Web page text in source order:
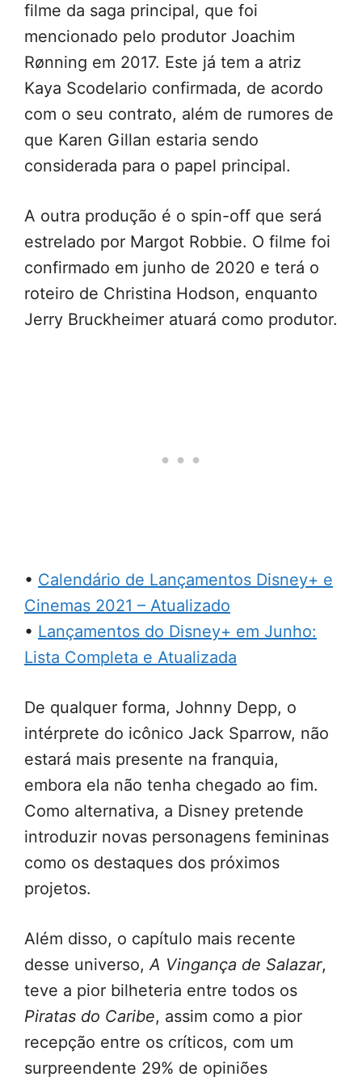
filme da saga principal, que foi
mencionado pelo produtor Joachim
Rønning em 2017. Este já tem a atriz
Kaya Scodelario confirmada, de acordo
com o seu contrato, além de rumores de
que Karen Gillan estaria sendo
considerada para o papel principal.
A outra produção é o spin-off que será
estrelado por Margot Robbie. O filme foi
confirmado em junho de 2020 e terá o
roteiro de Christina Hodson, enquanto
Jerry Bruckheimer atuará como produtor.
• Calendário de Lançamentos Disney+ e
Cinemas 2021 – Atualizado
• Lançamentos do Disney+ em Junho:
Lista Completa e Atualizada
De qualquer forma, Johnny Depp, o
intérprete do icônico Jack Sparrow, não
estará mais presente na franquia,
embora ela não tenha chegado ao fim.
Como alternativa, a Disney pretende
introduzir novas personagens femininas
como os destaques dos próximos
projetos.
Além disso, o capítulo mais recente
desse universo,A Vingança de Salazar,
teve a pior bilheteria entre todos os
Piratas do Caribe, assim como a pior
recepção entre os críticos, com um
surpreendente 29% de opiniões